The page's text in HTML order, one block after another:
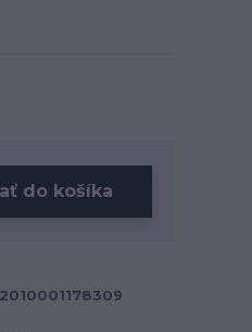
do košíka
2010001178309